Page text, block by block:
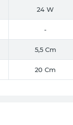
24 W
-
5,5 Cm
20 Cm